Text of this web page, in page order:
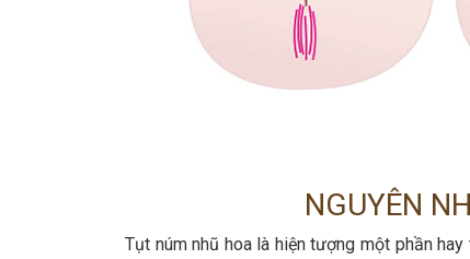
NGUYÊN
Tụt núm nhũ hoa là hiện tượng một phần